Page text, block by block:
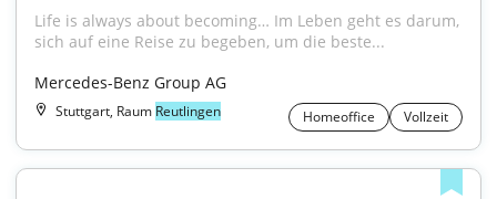
Life is always about becoming… Im Leben geht es darum,
sich auf eine Reise zu begeben, um die beste...
Mercedes-Benz Group AG
Stuttgart, Raum Reutlingen Homeoffice Vollzeit